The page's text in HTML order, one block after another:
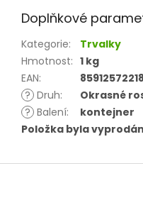
Doplňkové
Kategorie:
Trvalky
Hmotnost: 1 kg
EAN:
? Druh:
Okrasné
? Balení:
kontejner
Položka byla
Z